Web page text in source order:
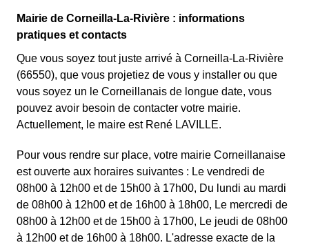
Mairie de Corneilla-La-Rivière : informations
pratiques et contacts
Que vous soyez tout juste arrivé à Corneilla-La-Rivière
(66550), que vous projetiez de vous y installer ou que
vous soyez un le Corneillanais de longue date, vous
pouvez avoir besoin de contacter votre mairie.
Actuellement, le maire est René LAVILLE.
Pour vous rendre sur place, votre mairie Corneillanaise
est ouverte aux horaires suivantes : Le vendredi de
08h00 à 12h00 et de 15h00 à 17h00, Du lundi au mardi
de 08h00 à 12h00 et de 16h00 à 18h00, Le mercredi de
08h00 à 12h00 et de 15h00 à 17h00, Le jeudi de 08h00
à 12h00 et de 16h00 à 18h00. L'adresse exacte de la